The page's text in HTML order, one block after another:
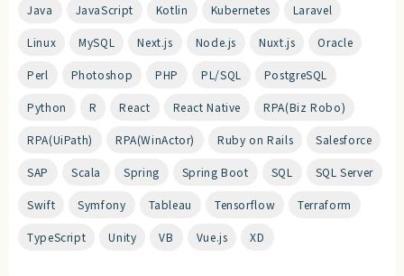
Java JavaScript Kotlin Kubernetes Laravel
Linux MySQL Next.js Node.js Nuxt.js Oracle
Perl Photoshop PHP PL/SQL PostgreSQL
Python R React React Native RPA(Biz Robo)
RPA(UiPath) RPA(WinActor) Ruby on Rails Salesforce
SAP Scala Spring Spring Boot SQL SQL Server
Swift Symfony Tableau Tensorflow Terraform
TypeScript Unity VB Vue.js XD